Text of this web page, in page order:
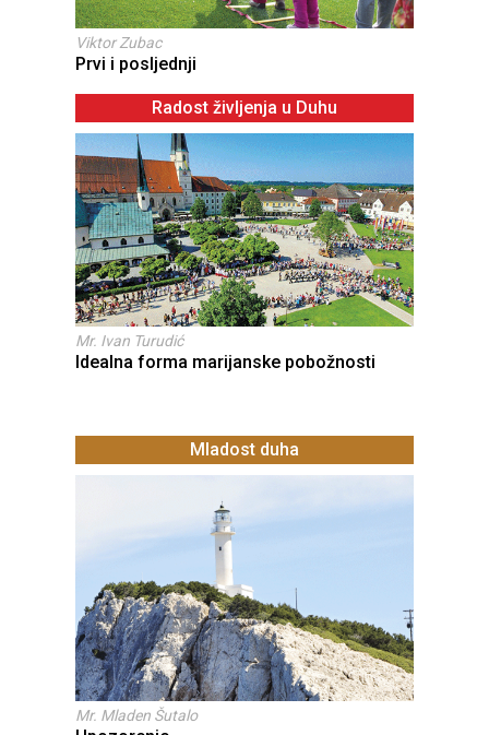
Viktor Zubac
Prvi i posljednji
Radost življenja u Duhu
Mr. Ivan Turudić
Idealna forma marijanske pobožnosti
Mladost duha
Mr. Mladen Šutalo